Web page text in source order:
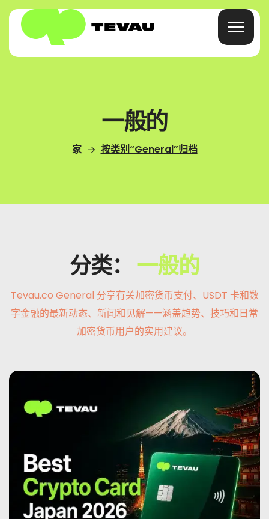
金融
常见问题解答
消息
一般的
家 按类别“General”归档
分类： 一般的
Tevau.co General 分享有关加密货币支付、USDT 卡和数
字金融的最新动态、新闻和见解——涵盖趋势、技巧和日常
加密货币用户的实用建议。